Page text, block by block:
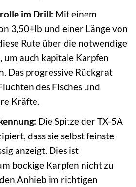
im Drill: Mit einem
3,50+lb und einer Länge von
Rute über die notwendige
um auch kapitale Karpfen
Das progressive Rückgrat
des Fisches und
Kräfte.
Die Spitze der TX-5A
dass sie selbst feinste
anzeigt. Dies ist
bockige Karpfen nicht zu
Anhieb im richtigen